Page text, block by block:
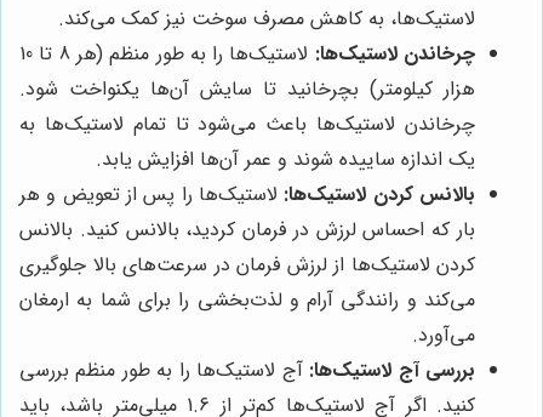
لاستیک‌ها، به کاهش مصرف سوخت نیز کمک می‌کند.
چرخاندن لاستیک‌ها:
لاستیک‌ها را به طور منظم (هر 8 تا 10
هزار کیلومتر) بچرخانید تا سایش آن‌ها یکنواخت شود.
چرخاندن لاستیک‌ها باعث می‌شود تا تمام لاستیک‌ها به
یک اندازه ساییده شوند و عمر آن‌ها افزایش یابد.
بالانس کردن لاستیک‌ها: لاستیک‌ها را پس از تعویض و هر
بار که احساس لرزش در فرمان کردید، بالانس کنید. بالانس
کردن لاستیک‌ها از لرزش فرمان در سرعت‌های بالا جلوگیری
می‌کند و رانندگی آرام و لذت‌بخشی را برای شما به ارمغان
می‌آورد.
بررسی آج لاستیک‌ها: آج لاستیک‌ها را به طور منظم بررسی
کنید. اگر آج لاستیک‌ها کم‌تر از 1.6 میلی‌متر باشد، باید